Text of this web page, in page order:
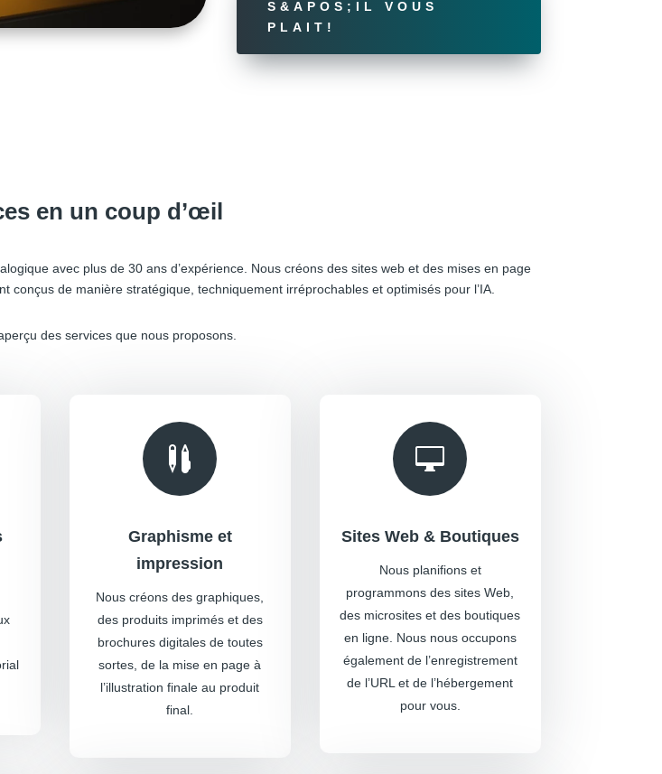
S&APOS;IL VOUS
PLAIT!
en un coup d’œil
avec plus de 30 ans d’expérience. Nous créons des sites web et des mises en page
conçus de manière stratégique, techniquement irréprochables et optimisés pour l’IA.
des services que nous proposons.

Graphisme et
impression
Nous créons des graphiques,
des produits imprimés et des
brochures digitales de toutes
sortes, de la mise en page à
l’illustration finale au produit
final.

Sites Web & Boutiques
Nous planifions et
programmons des sites Web,
des microsites et des boutiques
en ligne. Nous nous occupons
également de l’enregistrement
de l’URL et de l’hébergement
pour vous.